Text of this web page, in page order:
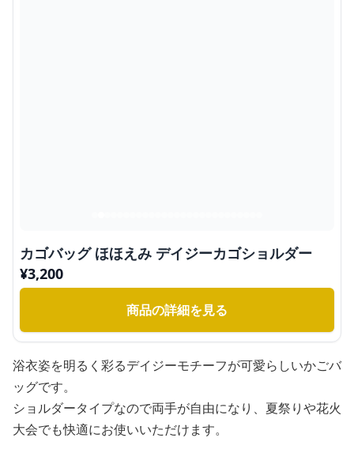
カゴバッグ ほほえみ デイジーカゴショルダー
¥3,200
商品の詳細を見る
浴衣姿を明るく彩るデイジーモチーフが可愛らしいかごバ
ッグです。
ショルダータイプなので両手が自由になり、夏祭りや花火
大会でも快適にお使いいただけます。